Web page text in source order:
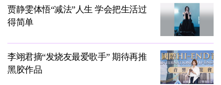
贾静雯体悟“减法”人生 学会把生活过
得简单
李翊君摘“发烧友最爱歌手” 期待再推
黑胶作品